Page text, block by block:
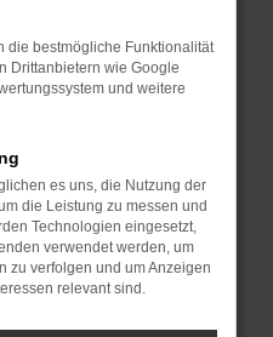
vorübergehende
Browser und dein
neuesten Stand
nicht nur ein
kann auch dazu
Funktionen nicht mehr
die bestmögliche Funktionalität
Drittanbietern wie Google
und weitere
es uns, die Nutzung der
die Leistung zu messen und
Technologien eingesetzt,
verwendet werden, um
zu verfolgen und um Anzeigen
relevant sind.